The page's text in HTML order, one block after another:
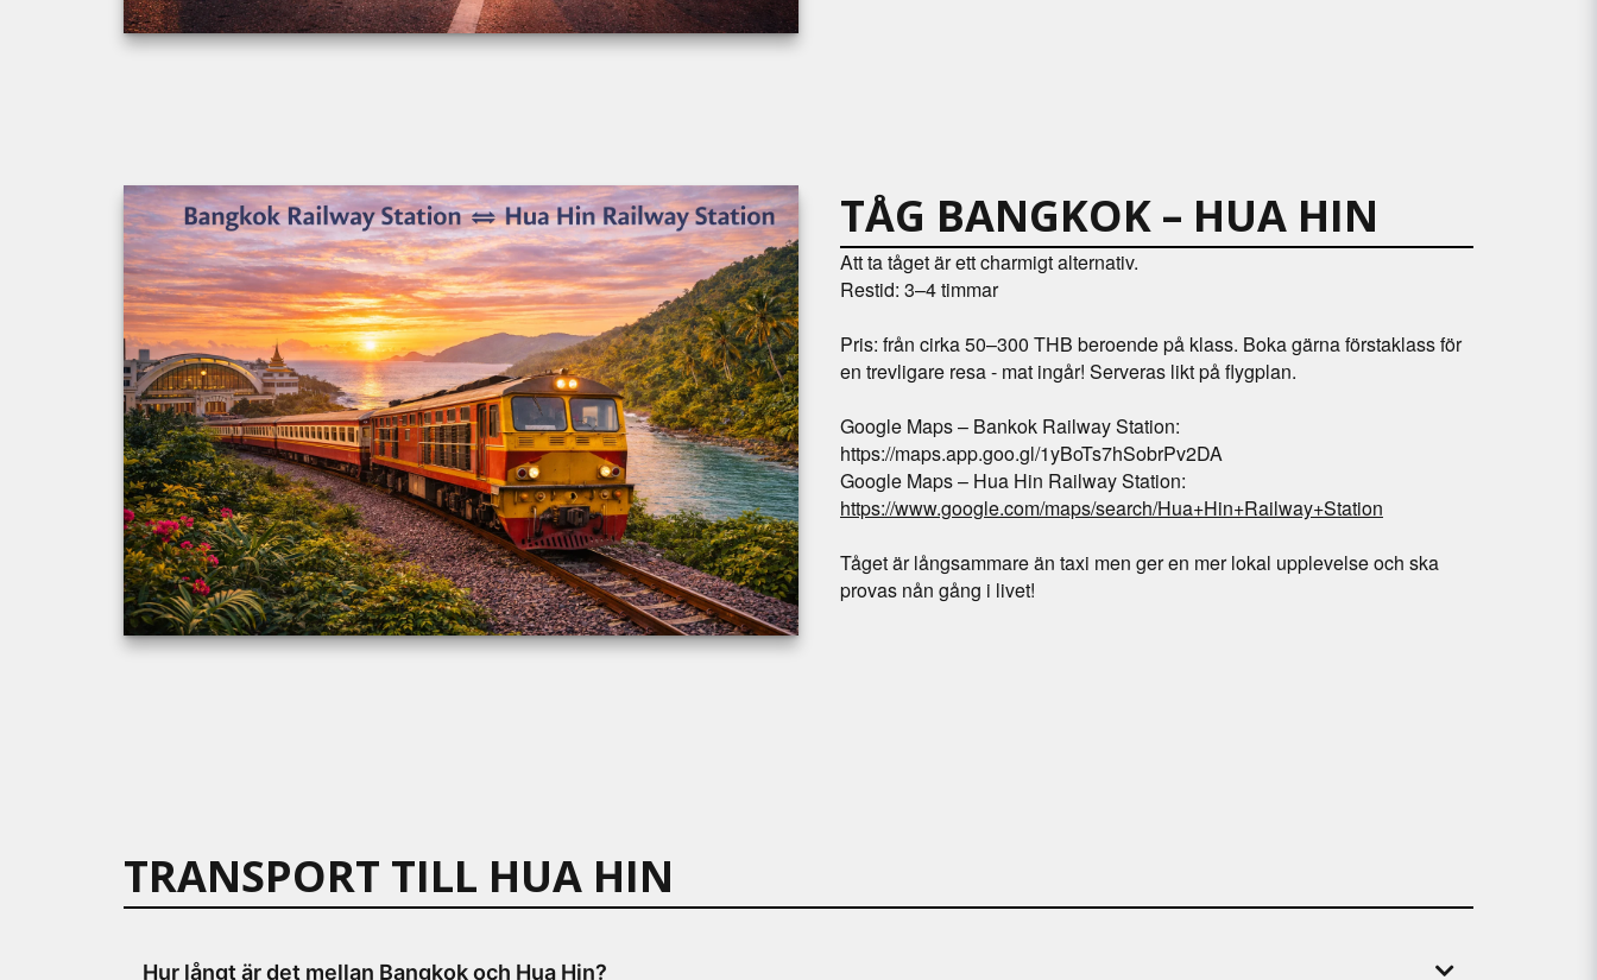
TÅG BANGKOK – HUA HIN
Att ta tåget är ett charmigt alternativ.
Restid: 3–4 timmar
Pris: från cirka 50–300 THB beroende på klass. Boka gärna förstaklass för
en trevligare resa - mat ingår! Serveras likt på flygplan.
Google Maps – Bankok Railway Station:
https://maps.app.goo.gl/1yBoTs7hSobrPv2DA
Google Maps – Hua Hin Railway Station:
https://www.google.com/maps/search/Hua+Hin+Railway+Station
Tåget är långsammare än taxi men ger en mer lokal upplevelse och ska
provas nån gång i livet!
TRANSPORT TILL HUA HIN
Hur långt är det mellan Bangkok och Hua Hin?